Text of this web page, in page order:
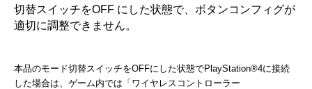
切替スイッチをOFF にした状態で、ボタンコンフィグが
適切に調整できません。
本品のモード切替スイッチをOFFにした状態でPlayStation®4に接続
した場合は、ゲーム内では「ワイヤレスコントローラー